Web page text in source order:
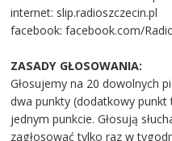
internet: slip.radioszczecin.pl
facebook: facebook.com/
ZASADY GŁOSOWANIA:
Głosujemy na 20 dowolnych
dwa punkty (dodatkowy
jednym punkcie. Głosują
zagłosować tylko raz w